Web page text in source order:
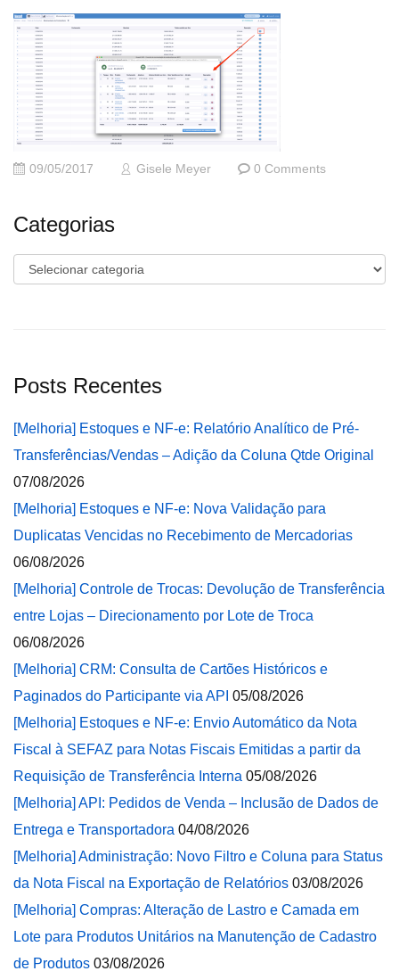
09/05/2017 Gisele Meyer 0 Comments
Categorias
Categorias
Posts Recentes
[Melhoria] Estoques e NF-e: Relatório Analítico de Pré-
Transferências/Vendas – Adição da Coluna Qtde Original
07/08/2026
[Melhoria] Estoques e NF-e: Nova Validação para
Duplicatas Vencidas no Recebimento de Mercadorias
06/08/2026
[Melhoria] Controle de Trocas: Devolução de Transferência
entre Lojas – Direcionamento por Lote de Troca
06/08/2026
[Melhoria] CRM: Consulta de Cartões Históricos e
Paginados do Participante via API 05/08/2026
[Melhoria] Estoques e NF-e: Envio Automático da Nota
Fiscal à SEFAZ para Notas Fiscais Emitidas a partir da
Requisição de Transferência Interna 05/08/2026
[Melhoria] API: Pedidos de Venda – Inclusão de Dados de
Entrega e Transportadora 04/08/2026
[Melhoria] Administração: Novo Filtro e Coluna para Status
da Nota Fiscal na Exportação de Relatórios 03/08/2026
[Melhoria] Compras: Alteração de Lastro e Camada em
Lote para Produtos Unitários na Manutenção de Cadastro
de Produtos 03/08/2026